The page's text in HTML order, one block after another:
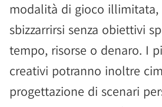
modalità di gioco illimitata,
sbizzarrirsi senza obiettivi
tempo, risorse o denaro. I
creativi potranno inoltre
progettazione di scenari